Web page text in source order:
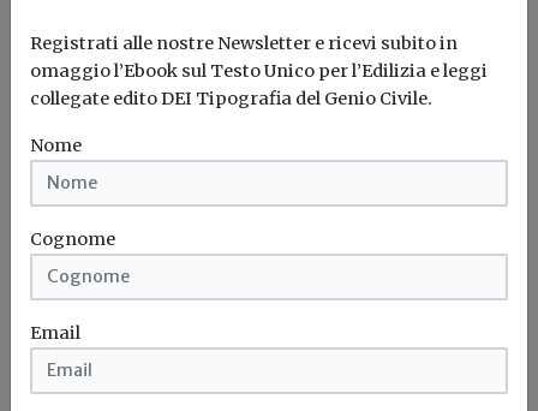
cambiare, con un intervento
radicalmente innovativo, per accogliere
internazionale. Questo il senso,
l’opportunità, e anche il rischio, della
scelta della Statale.
Campus Expo
Registrati alle nostre Newsletter e ricevi subito in
omaggio l’Ebook sul Testo Unico per l’Edilizia e leggi
collegate edito DEI Tipografia del Genio Civile.
Nome
Cognome
Email